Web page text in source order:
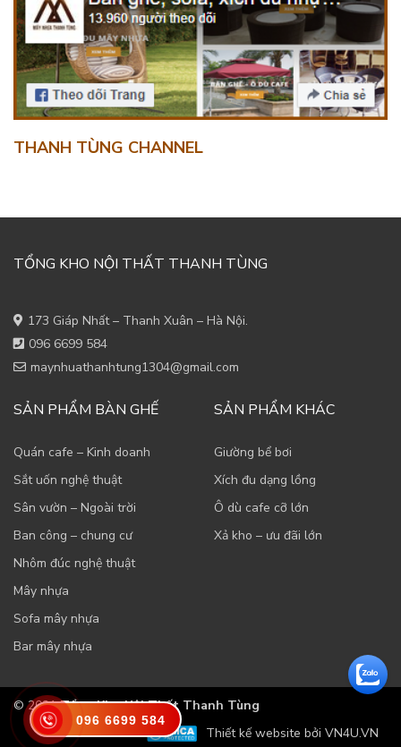
THANH TÙNG CHANNEL
TỔNG KHO NỘI THẤT THANH TÙNG
173 Giáp Nhất – Thanh Xuân – Hà Nội.
096 6699 584
maynhuathanhtung1304@gmail.com
SẢN PHẨM BÀN GHẾ
Quán cafe – Kinh doanh
Sắt uốn nghệ thuật
Sân vườn – Ngoài trời
Ban công – chung cư
Nhôm đúc nghệ thuật
Mây nhựa
Sofa mây nhựa
Bar mây nhựa
SẢN PHẨM KHÁC
Giường bể bơi
Xích đu dạng lồng
Ô dù cafe cỡ lớn
Xả kho – ưu đãi lớn
© 2021Tổng Kho Nội Thất Thanh Tùng
Thiết kế website bởi VN4U.VN
096 6699 584